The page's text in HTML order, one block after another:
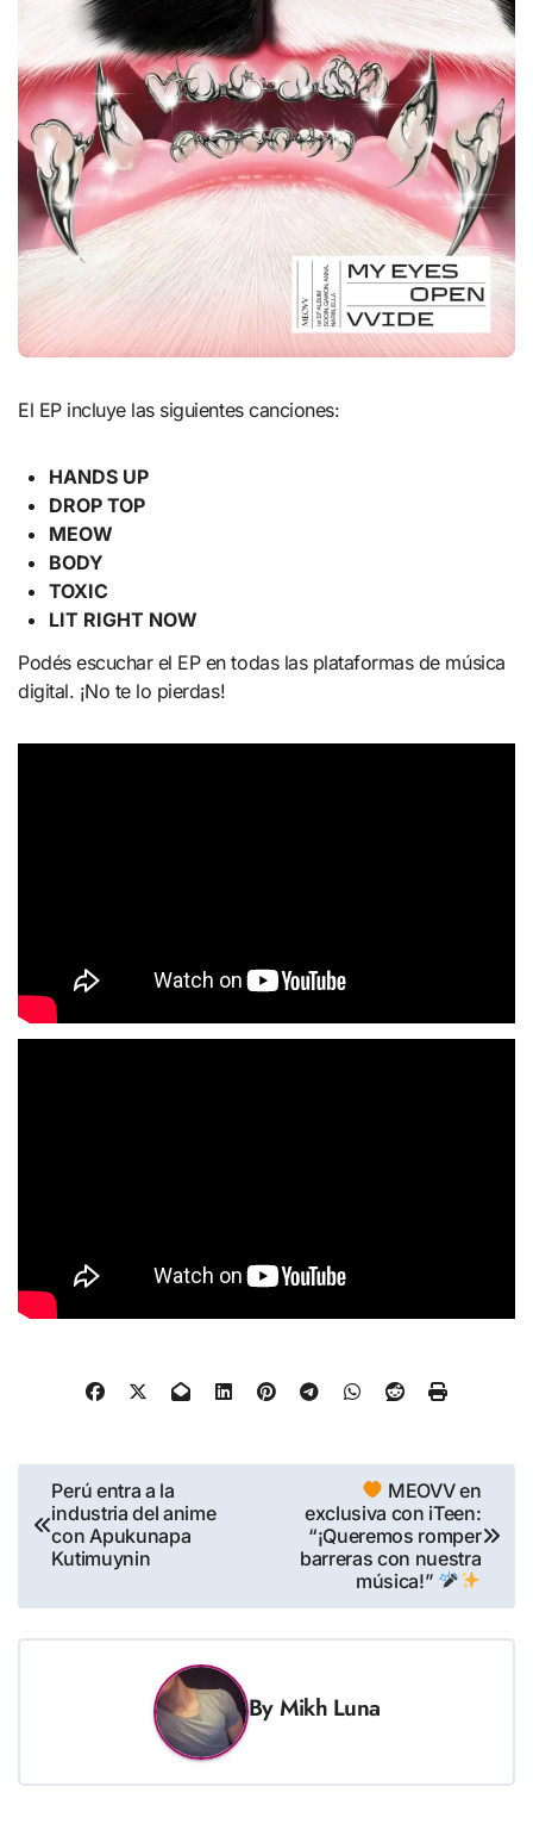
El EP incluye las siguientes canciones:
HANDS UP
DROP TOP
MEOW
BODY
TOXIC
LIT RIGHT NOW
Podés escuchar el EP en todas las plataformas de música
digital. ¡No te lo pierdas!
Navegación
de
entradas
Perú entra a la
industria del anime
con Apukunapa
Kutimuynin
MEOVV en
exclusiva con iTeen:
“¡Queremos romper
barreras con nuestra
música!”
ByMikh Luna